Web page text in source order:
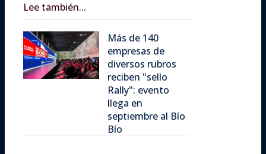
Lee también...
Más de 140
empresas de
diversos rubros
reciben "sello
Rally": evento
llega en
septiembre al Bío
Bío